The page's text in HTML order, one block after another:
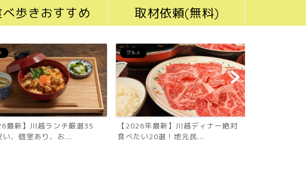
べ歩きおすすめ 取材依頼(無料)
最新】川越ランチ厳選35
い、個室あり、お...
グルメ
【2026年最新】川越ディナー絶対
食べたい20選！地元民...